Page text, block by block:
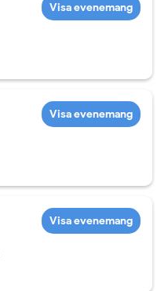
Visa evenemang
Visa evenemang
Visa evenemang